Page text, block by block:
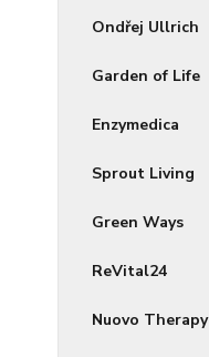
Ondřej Ullrich
Garden of Life
Enzymedica
Sprout Living
Green Ways
ReVital24
Nuovo Therapy